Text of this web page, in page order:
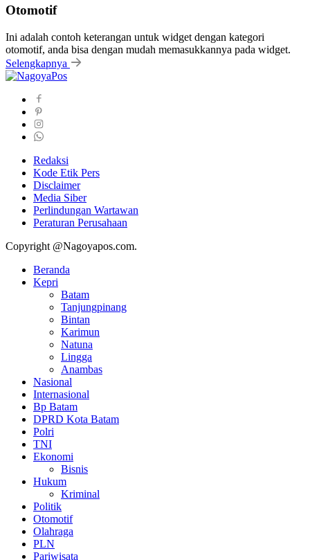
Otomotif
Ini adalah contoh keterangan untuk widget dengan kategori
otomotif, anda bisa dengan mudah memasukkannya pada widget.
Selengkapnya
Redaksi
Kode Etik Pers
Disclaimer
Media Siber
Perlindungan Wartawan
Peraturan Perusahaan
Copyright @Nagoyapos.com.
Beranda
Kepri
Batam
Tanjungpinang
Bintan
Karimun
Natuna
Lingga
Anambas
Nasional
Internasional
Bp Batam
DPRD Kota Batam
Polri
TNI
Ekonomi
Bisnis
Hukum
Kriminal
Politik
Otomotif
Olahraga
PLN
Pariwisata